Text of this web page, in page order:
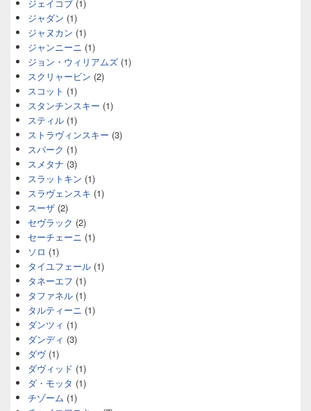
ジェイコブ (1)
ジャダン (1)
ジャヌカン (1)
ジャンニーニ (1)
ジョン・ウィリアムズ (1)
スクリャービン (2)
スコット (1)
スタンチンスキー (1)
スティル (1)
ストラヴィンスキー (3)
スパーク (1)
スメタナ (3)
スラットキン (1)
スラヴェンスキ (1)
スーザ (2)
セヴラック (2)
セーチェーニ (1)
ソロ (1)
タイユフェール (1)
タネーエフ (1)
タファネル (1)
タルティーニ (1)
ダンツィ (1)
ダンディ (3)
ダヴ(1)
ダヴィッド (1)
ダ・モッタ (1)
チゾーム (1)